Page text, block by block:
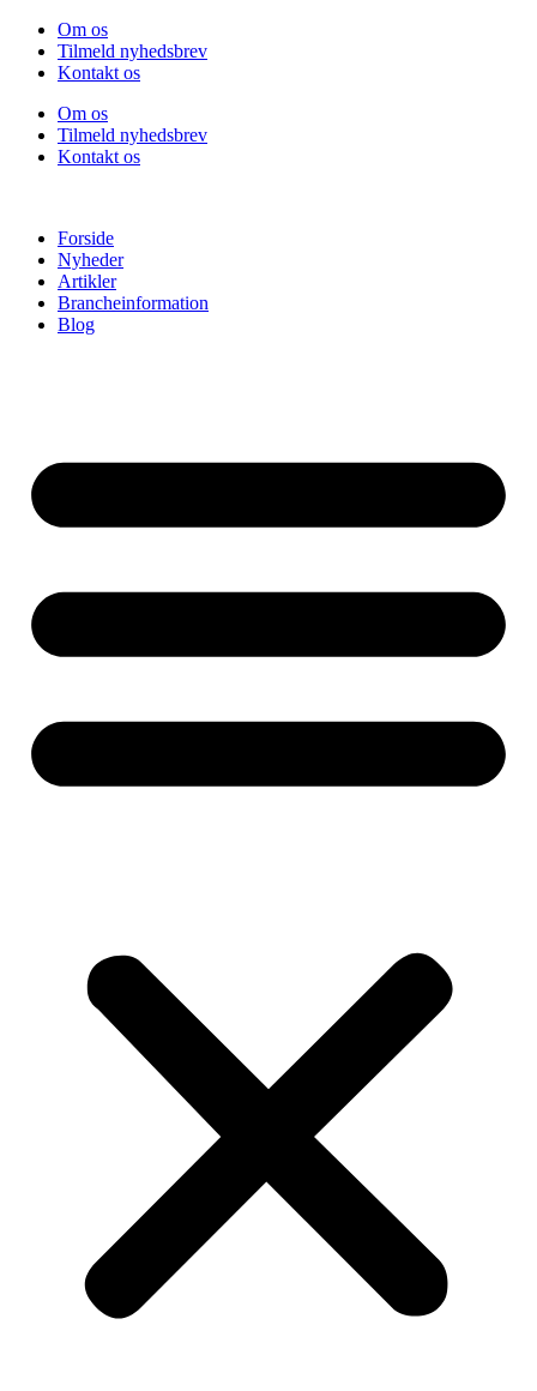
Videre
indhold
Om os
Tilmeld nyhedsbrev
Kontakt os
Om os
Tilmeld nyhedsbrev
Kontakt os
Forside
Nyheder
Artikler
Brancheinformation
Blog